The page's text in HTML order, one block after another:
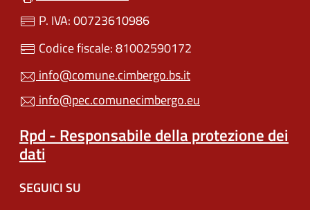
P. IVA: 00723610986
Codice fiscale: 81002590172
info@comune.cimbergo.bs.it
info@pec.comunecimbergo.eu
Rpd - Responsabile della protezione dei
dati
SEGUICI SU